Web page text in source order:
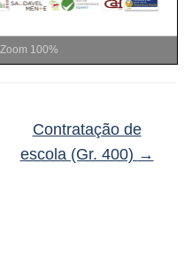
Zoom 100%
Contratação de
escola (Gr. 400) →